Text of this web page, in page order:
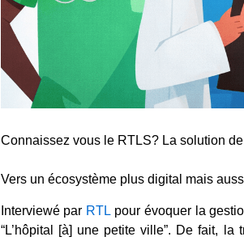
Connaissez vous le RTLS? La solution
Vers un écosystème plus digital mais
Interviewé par RTL pour évoquer la
“L’hôpital [à] une petite ville”. De fait,